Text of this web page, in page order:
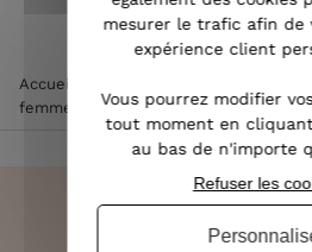
Accueil
femme
Collier LOL coquelicots
mesurer le trafic afin de
expérience client
Vous pourrez modifier
tout moment en cliquant
au bas de n'importe
Refuser les